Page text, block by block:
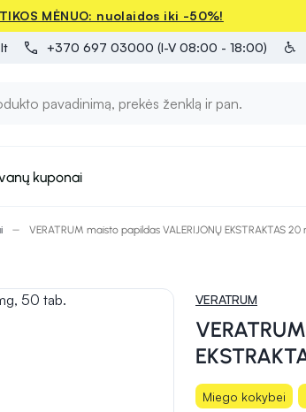
MĖNUO: nuolaidos iki -50%!
+370 697 03000 (I-V 08:00 - 18:00)
kuponai
VERATRUM maisto papildas VALERIJONŲ EKSTRAKTAS
VERATRUM
Miego kokybei